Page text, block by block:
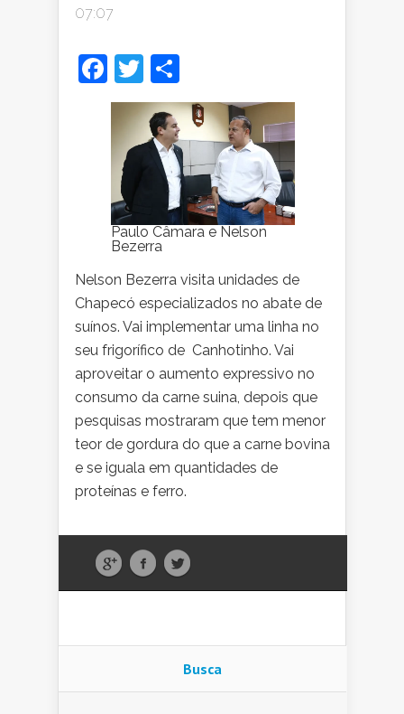
07:07
Facebook
Twitter
Paulo Câmara e Nelson
Bezerra
Nelson Bezerra visita unidades de
Chapecó especializados no abate de
suínos. Vai implementar uma linha no
seu frigorífico de Canhotinho. Vai
aproveitar o aumento expressivo no
consumo da carne suina, depois que
pesquisas mostraram que tem menor
teor de gordura do que a carne bovina
e se iguala em quantidades de
proteínas e ferro.
Busca